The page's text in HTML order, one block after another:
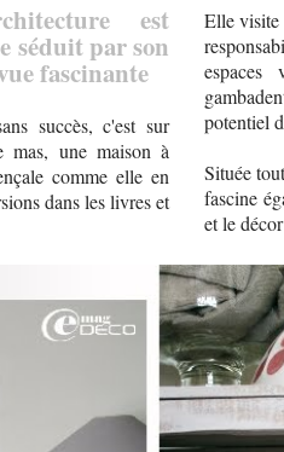
est
séduit par son
fascinante
succès, c'est sur
mas, une maison à
comme elle en
dans les livres et
Elle visite
espaces
potentiel
Située
fascine
et le